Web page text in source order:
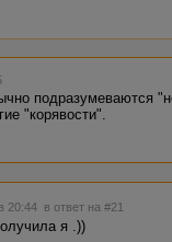
подразумеваются
"корявости".
20:44 в ответ на #21
я .))